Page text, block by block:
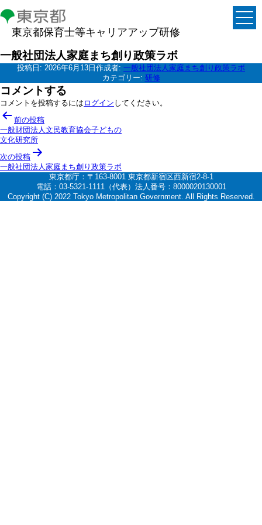
東京都保育士等キャリアアップ研修
一般社団法人家庭まち創り政策ラボ
投稿日: 2026年6月13日 作成者: 一般社団法人家庭まち創り政策ラボ
カテゴリー: 研修
コメントする
コメントを投稿するには ログイン してください。
投
稿
ナ
ビ
ゲ
ー
前の投稿
一般財団法人文民教育協会子どもの
文化研究所
次の投稿
一般社団法人家庭まち創り政策ラボ
東京都庁：〒163-8001 東京都新宿区西新宿2-8-1
電話：03-5321-1111（代表）法人番号：8000020130001
Copyright (C) 2022 Tokyo Metropolitan Government. All Rights Reserved.